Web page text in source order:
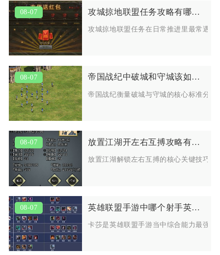
08-07 攻城掠地联盟任务攻略有哪些常见问题
攻城掠地联盟任务在日常推进里最常遇
08-07 帝国战纪中破城和守城该如何衡量
帝国战纪衡量破城与守城的核心标准分
08-07 放置江湖开左右互搏攻略有哪些关键技巧
放置江湖解锁左右互搏的核心关键技巧
08-07 英雄联盟手游中哪个射手英雄最值得使用
卡莎是英雄联盟手游当中综合能力最强